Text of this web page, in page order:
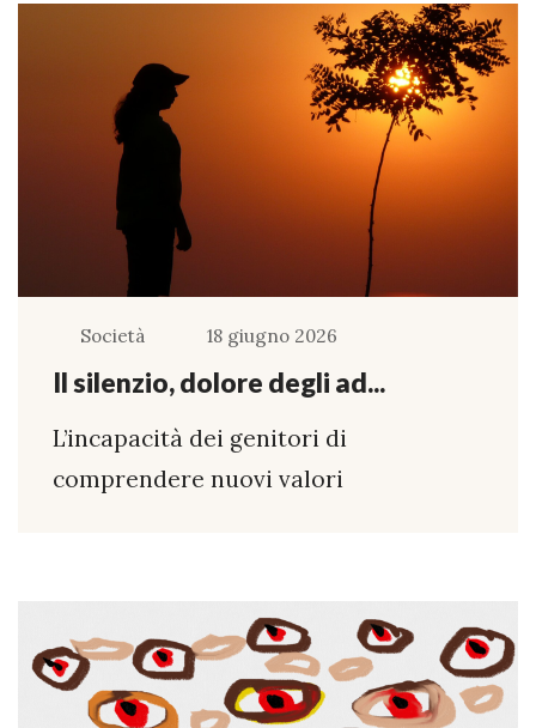
Società 18 giugno 2026
Il silenzio, dolore degli ad...
L’incapacità dei genitori di
comprendere nuovi valori